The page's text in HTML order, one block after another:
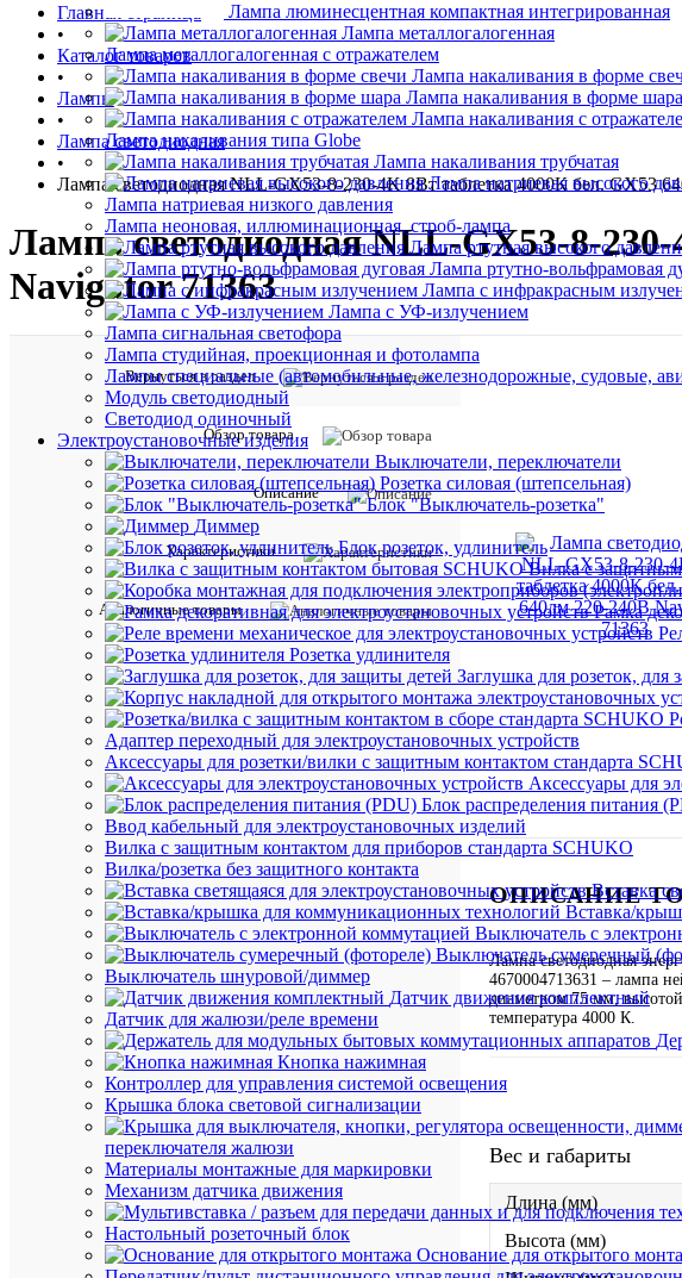
Лампа люминесцентная компактная интегрированная
Лампа металлогалогенная
Лампа металлогалогенная с отражателем
Лампа накаливания в форме
Лампа накаливания в форме шара
Лампа накаливания с
Лампа накаливания типа Globe
Лампа накаливания трубчатая
Лампа натриевая высокого
Лампа натриевая низкого давления
Лампа неоновая, иллюминационная, строб-лампа
Лампа ртутная высокого
Лампа ртутно-вольфрамовая
Лампа с инфракрасным
Лампа с УФ-излучением
Лампа сигнальная светофора
Лампа студийная, проекционная и фотолампа
Лампы специальные (автомобильные, железнодорожные, судовые,
Модуль светодиодный
Светодиод одиночный
Электроустановочные изделия
Выключатели, переключатели
Розетка силовая (штепсельная)
Блок "Выключатель-розетка"
Диммер
Блок розеток, удлинитель
Вилка с
Рамка
Розетка удлинителя
Заглушка для розеток, для
Адаптер переходный для электроустановочных устройств
Аксессуары для розетки/вилки с защитным контактом стандарта
Аксессуары для
Блок распределения питания
Ввод кабельный для электроустановочных изделий
Вилка с защитным контактом для приборов стандарта SCHUKO
Вилка/розетка без защитного контакта
Вставка
Вставка/
Выключатель с
Выключатель сумеречный
Выключатель шнуровой/диммер
Датчик движения комплектный
Датчик для жалюзи/реле времени
Кнопка нажимная
Контроллер для управления системой освещения
Крышка блока световой сигнализации
переключателя жалюзи
Материалы монтажные для маркировки
Механизм датчика движения
Настольный розеточный блок
Основание для открытого
Главная страница
•
Каталог товаров
•
Лампы
•
Лампа светодиодная
•
Лампа светодиодная NLL-GX53-8-230-4K 8Вт таблетка 4000К бел. GX53
Лампа светодиодная NLL-GX53-8-
Navigator 71363
Вернуться в раздел
Обзор товара
Описание
Характеристики
Аналогичные товары
ОПИСАНИЕ
Лампа светодиодная
4670004713631 – лампа
диаметром 75 мм,
температура 4000 К.
Вес и габариты
Длина (мм)
Высота (мм)